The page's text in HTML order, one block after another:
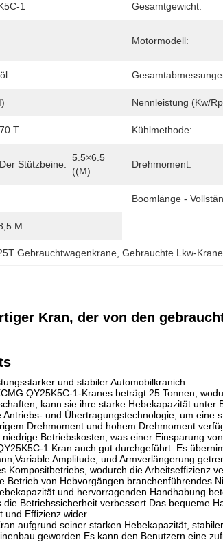
1 Gesamtgewicht:
Motormodell:
Nennleistung (Kw/
T Kühlmethode:
Stützbeine:
5.5×6.5
((m)
Drehmoment:
Boomlänge -
M
Gebrauchtwagenkrane Gebrauchte Lkw-
Kran, der von den
und stabiler Automobilkranich.
QY25K5C-1-Kranes beträgt 25 Tonnen,
kann sie ihre starke Hebekapazität unter
und Übertragungstechnologie, um
Drehmoment und hohem Drehmoment
Betriebskosten, was einer Einsparung
1 Kran auch gut durchgeführt. Es
Amplitude, und Armverlängerung
Kompositbetriebs, wodurch die Arbeitseffizienz
von Hebvorgängen branchenführendes
und hervorragenden Handhabung
Betriebssicherheit verbessert.Das bequeme
Effizienz wider.
aufgrund seiner starken Hebekapazität,
geworden.Es kann den Benutzern eine